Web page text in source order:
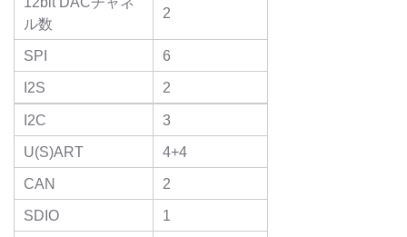
ル数
2
SPI
6
I2S
2
I2C
3
U(S)ART
4+4
CAN
2
SDIO
1